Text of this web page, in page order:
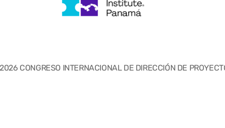
CONGRESO INTERNACIONAL DE DIRECCIÓN DE